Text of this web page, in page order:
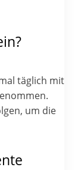
täglich mit
um die